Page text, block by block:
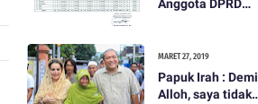
Anggota DPRD
MARET 27, 2019
Papuk Irah : Demi
Alloh, saya tidak